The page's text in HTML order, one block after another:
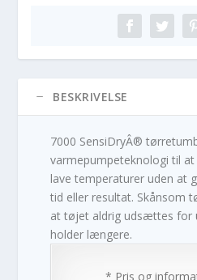
BESKRIVELSE
7000 SensiDryÂ®
varmepumpeteknologi til
lave temperaturer uden at
tid eller resultat. Skånsom
at tøjet aldrig udsættes for
holder længere.
* Pris og